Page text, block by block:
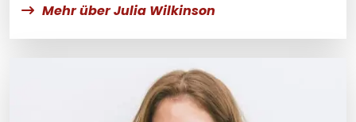
Mehr über Julia Wilkinson